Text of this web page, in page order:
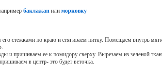
баклажан илиморковку
стежками по краю и стягиваем нитку. Помещаем внутрь
и пришиваем ее к помидору сверху. Вырезаем из зеленой
в центр- это будет веточка.